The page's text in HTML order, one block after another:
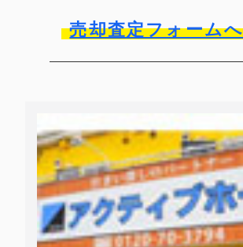
売却査定フォーム